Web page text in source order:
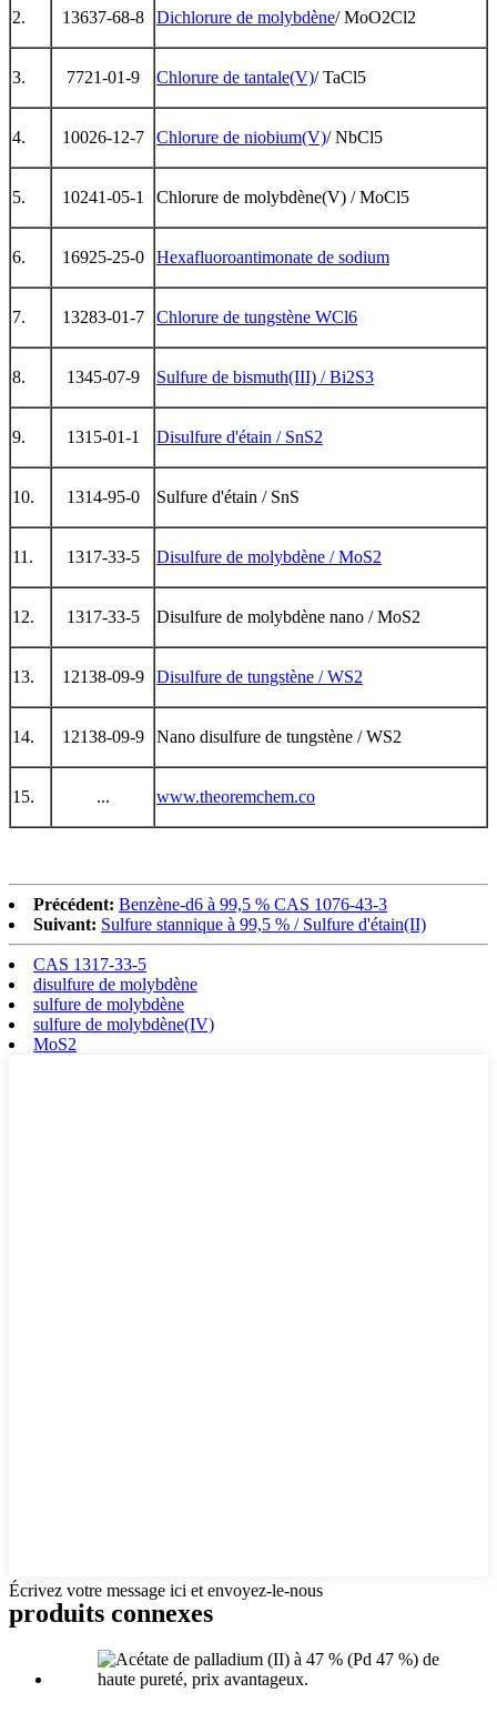
2. 13637-68-8 Dichlorure de molybdène/ MoO2Cl2
3. 7721-01-9 Chlorure de tantale(V)/ TaCl5
4. 10026-12-7 Chlorure de niobium(V)/ NbCl5
5. 10241-05-1 Chlorure de molybdène(V) / MoCl5
6. 16925-25-0 Hexafluoroantimonate de sodium
7. 13283-01-7 Chlorure de tungstène WCl6
8. 1345-07-9 Sulfure de bismuth(III) / Bi2S3
9. 1315-01-1 Disulfure d'étain / SnS2
10. 1314-95-0 Sulfure d'étain / SnS
11. 1317-33-5 Disulfure de molybdène / MoS2
12. 1317-33-5 Disulfure de molybdène nano / MoS2
13. 12138-09-9 Disulfure de tungstène / WS2
14. 12138-09-9 Nano disulfure de tungstène / WS2
15. ... www.theoremchem.co
Précédent: Benzène-d6 à 99,5 % CAS 1076-43-3
Suivant: Sulfure stannique à 99,5 % / Sulfure d'étain(II)
CAS 1317-33-5
disulfure de molybdène
sulfure de molybdène
sulfure de molybdène(IV)
MoS2
Écrivez votre message ici et envoyez-le-nous
produits connexes